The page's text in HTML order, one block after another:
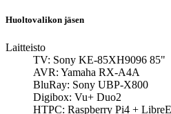
Huoltovalikon jäsen
Laitteisto
TV: Sony KE-85XH9096 85"
AVR: Yamaha RX-A4A
BluRay: Sony UBP-X800
Digibox: Vu+ Duo2
HTPC: Raspberry Pi4 +